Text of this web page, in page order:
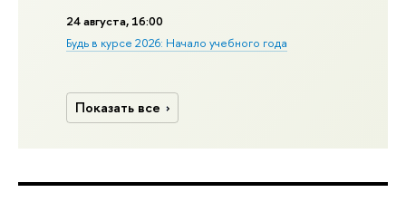
24 августа, 16:00
Будь в курсе 2026: Начало учебного года
Показать все